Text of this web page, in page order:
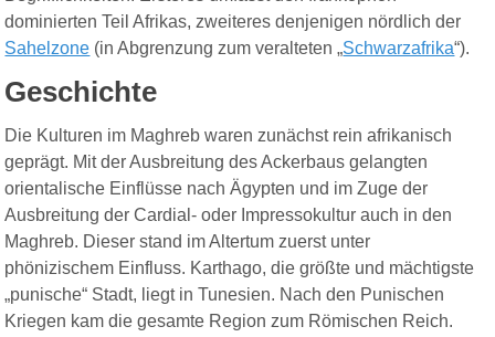
dominierten Teil Afrikas,zweiteresdenjenigen nördlich der
Sahelzone (in Abgrenzung zum veralteten „Schwarzafrika“).
Geschichte
Die Kulturen im Maghreb waren zunächst rein afrikanisch
geprägt. Mit der Ausbreitung des Ackerbaus gelangten
orientalische Einflüsse nach Ägypten und im Zuge der
Ausbreitung der Cardial- oder Impressokultur auch in den
Maghreb. Dieser stand im Altertum zuerst unter
phönizischem Einfluss. Karthago, die größte und mächtigste
„punische“ Stadt, liegt in Tunesien. Nach den Punischen
Kriegen kam die gesamte Region zum Römischen Reich.